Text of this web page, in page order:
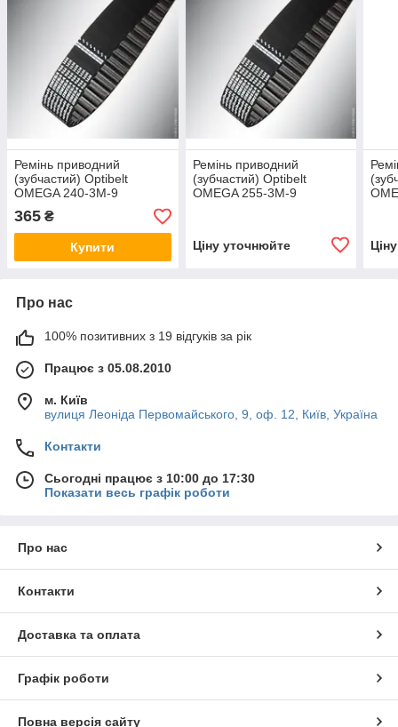
Ремінь приводний
(зубчастий) Optibelt
OMEGA 240-3M-9
365 ₴
Купити
Ремінь приводний
(зубчастий) Optibelt
OMEGA 255-3M-9
Ціну уточнюйте
Про нас
100% позитивних з 19 відгуків за рік
Працює з 05.08.2010
м. Київ
вулиця Леоніда Первомайського, 9, оф. 12, Київ, Україна
Контакти
Сьогодні працює з 10:00 до 17:30
Показати весь графік роботи
Про нас
Контакти
Доставка та оплата
Графік роботи
Повна версія сайту